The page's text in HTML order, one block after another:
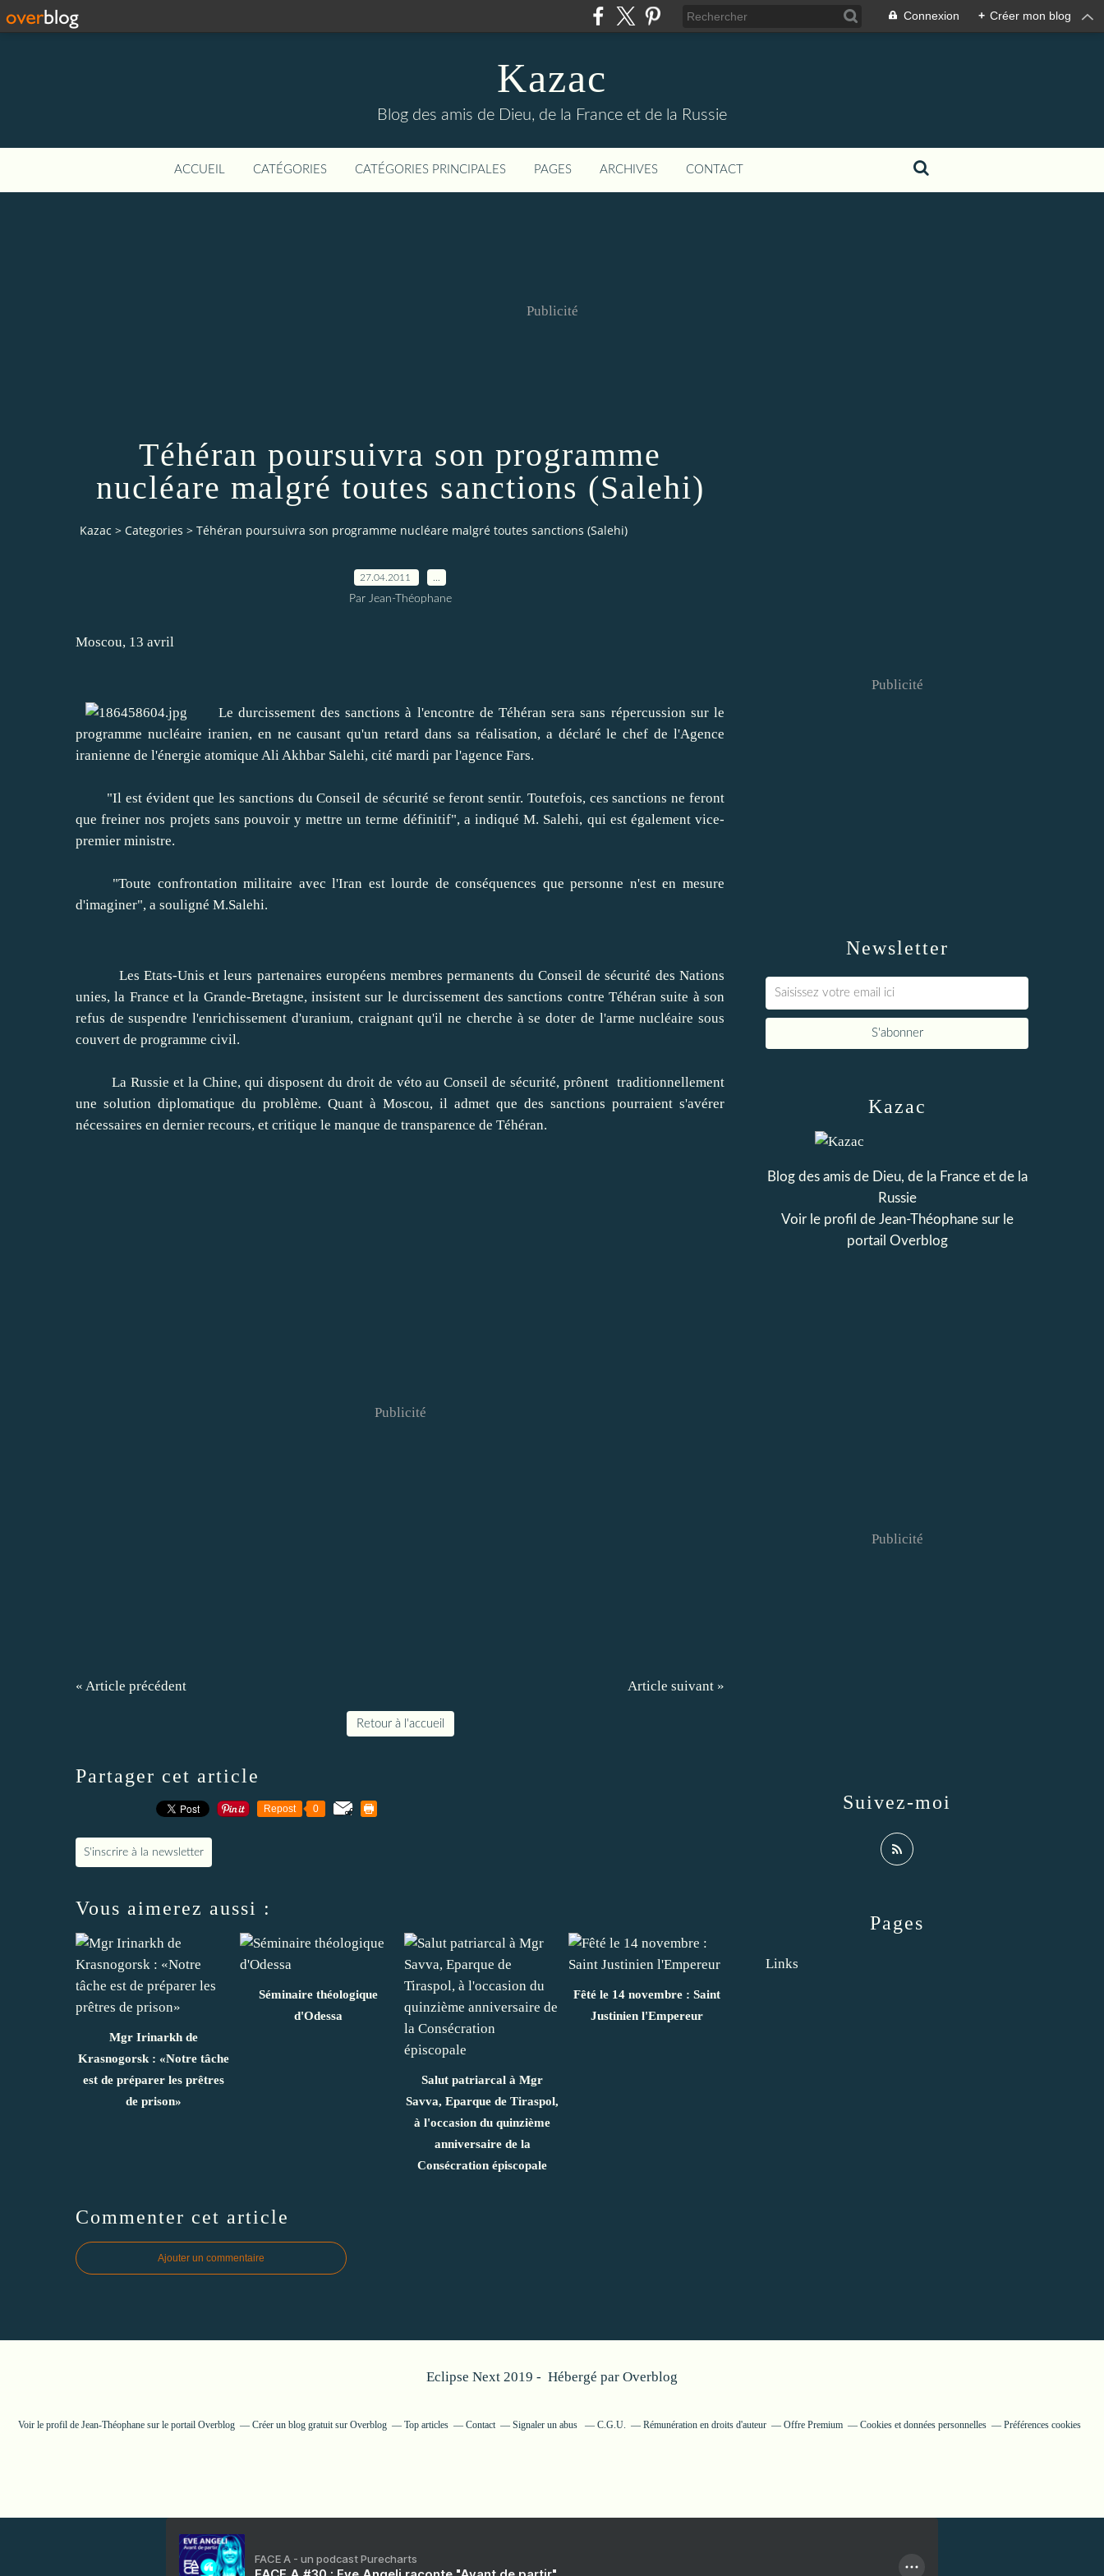
Connexion + Créer mon blog
Kazac
Blog des amis de Dieu, de la France et de la Russie
ACCUEIL CATÉGORIES CATÉGORIES PRINCIPALES PAGES ARCHIVES CONTACT
Publicité
Téhéran poursuivra son programme
nucléare malgré toutes sanctions (Salehi)
Kazac > Categories > Téhéran poursuivra son programme nucléare malgré toutes sanctions (Salehi)
27.04.2011
Par Jean-Théophane
Moscou, 13 avril
Le durcissement des sanctions à l'encontre de Téhéran sera sans répercussion sur le
programme nucléaire iranien, en ne causant qu'un retard dans sa réalisation, a déclaré le chef de l'Agence
iranienne de l'énergie atomique Ali Akhbar Salehi, cité mardi par l'agence Fars.
"Il est évident que les sanctions du Conseil de sécurité se feront sentir. Toutefois, ces sanctions ne feront
que freiner nos projets sans pouvoir y mettre un terme définitif", a indiqué M. Salehi, qui est également vice-
premier ministre.
"Toute confrontation militaire avec l'Iran est lourde de conséquences que personne n'est en mesure
d'imaginer", a souligné M.Salehi.
Les Etats-Unis et leurs partenaires européens membres permanents du Conseil de sécurité des Nations
unies, la France et la Grande-Bretagne, insistent sur le durcissement des sanctions contre Téhéran suite à son
refus de suspendre l'enrichissement d'uranium, craignant qu'il ne cherche à se doter de l'arme nucléaire sous
couvert de programme civil.
La Russie et la Chine, qui disposent du droit de véto au Conseil de sécurité, prônent traditionnellement
une solution diplomatique du problème. Quant à Moscou, il admet que des sanctions pourraient s'avérer
nécessaires en dernier recours, et critique le manque de transparence de Téhéran.
Publicité
« Article précédent Article suivant »
Retour à l'accueil
Partager cet article
Repost 0
S'inscrire à la newsletter
Vous aimerez aussi :
Mgr Irinarkh de
Krasnogorsk : «Notre tâche
est de préparer les prêtres
de prison»
Séminaire théologique
d'Odessa
Salut patriarcal à Mgr
Savva, Eparque de Tiraspol,
à l'occasion du quinzième
anniversaire de la
Consécration épiscopale
Fêté le 14 novembre : Saint
Justinien l'Empereur
Commenter cet article
Ajouter un commentaire
Newsletter
Publicité
Pages
Links
Kazac
Blog des amis de Dieu, de la France et de la
Russie
Voir le profil de Jean-Théophanesur le
portail Overblog
Suivez-moi
Publicité
Eclipse Next 2019 - Hébergé par Overblog
Voir le profil de Jean-Théophane sur le portail Overblog Créer un blog gratuit sur Overblog Top articles Contact Signaler un abus C.G.U. Rémunération en droits d'auteur Offre Premium Cookies et données personnelles Préférences cookies
FACE A - un podcast Purecharts